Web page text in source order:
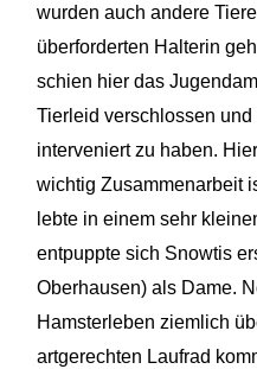
wurden auch andere
überforderten Halterin
schien hier das
Tierleid verschlossen
interveniert zu haben.
wichtig Zusammenarbeit
lebte in einem sehr
entpuppte sich Snowtis
Oberhausen) als Dame.
Hamsterleben ziemlich
artgerechten Laufrad